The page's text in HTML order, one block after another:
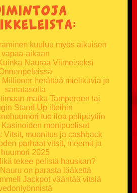
kuuluu myös aikuisen
vapaa-aikaan
Nauraa Viimeiseksi
Millioner herättää mielikuvia jo
sanatasolla
matka Tampereen tai
Stand Up iltoihin
tuo iloa pelipöytiin
Kasinoiden monipuoliset
Vitsit, muonitus ja cashback
parhaat vitsit, meemit ja
huumori 2025
tekee pelistä hauskan?
Nauru on parasta lääkettä
Jackpot vääntää vitsiä